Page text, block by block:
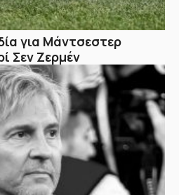
για Μάντσεστερ
Σεν Ζερμέν